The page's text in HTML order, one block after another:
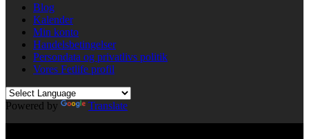
Blog
Kalender
Min konto
Handelsbetingelser
Persondata og privatlivs politik
Vores Fetlife profil
Powered by
Translate